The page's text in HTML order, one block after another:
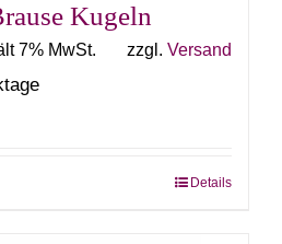
Kugeln
7% MwSt. zzgl. Versand
Details